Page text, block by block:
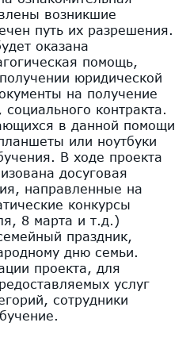
возникшие
путь их разрешения.
оказана
помощь,
юридической
на получение
контракта.
в данной помощи
или ноутбуки
В ходе проекта
досуговая
направленные на
конкурсы
8 марта и т.д.)
праздник,
дню семьи.
проекта, для
услуг
сотрудники